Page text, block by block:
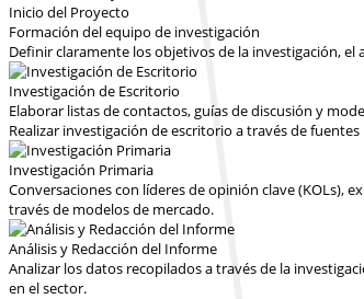
Inicio del Proyecto
Formación del equipo de investigación
Definir claramente los objetivos de la investigación, el
Investigación de Escritorio
Elaborar listas de contactos, guías de discusión y
Realizar investigación de escritorio a través de
Investigación Primaria
Conversaciones con líderes de opinión clave (KOLs),
través de modelos de mercado.
Análisis y Redacción del Informe
Analizar los datos recopilados a través de la
en el sector.